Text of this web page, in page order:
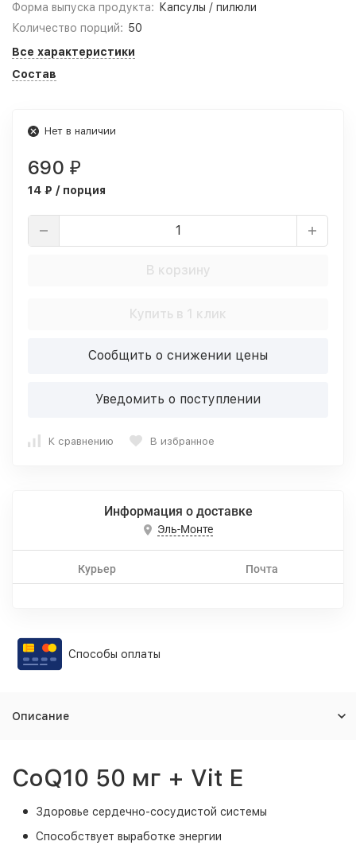
Форма выпуска продукта:
Капсулы / пилюли
Количество порций: 50
Все характеристики
Состав
Нет в наличии
690 ₽
14 ₽ / порция
В корзину
Купить в 1 клик
Сообщить о снижении цены
Уведомить о поступлении
К сравнению В избранное
Информация о доставке
Эль-Монте
Курьер Почта
Способы оплаты
Описание
CoQ10 50 мг + Vit E
Здоровье сердечно-сосудистой системы
Способствует выработке энергии